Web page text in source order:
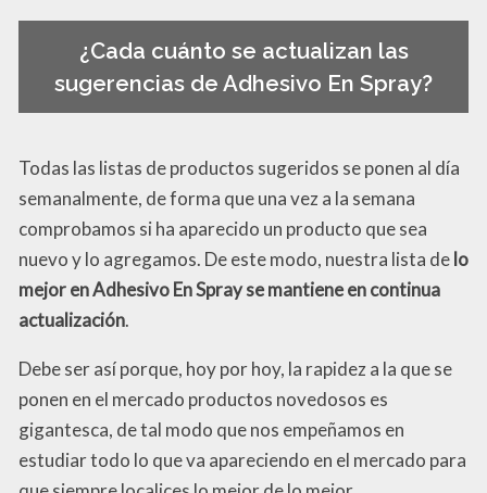
¿Cada cuánto se actualizan las
sugerencias de Adhesivo En Spray?
Todas las listas de productos sugeridos se ponen al día
semanalmente, de forma que una vez a la semana
comprobamos si ha aparecido un producto que sea
nuevo y lo agregamos. De este modo, nuestra lista delo
mejor en Adhesivo En Spray se mantiene en continua
actualización.
Debe ser así porque, hoy por hoy, la rapidez a la que se
ponen en el mercado productos novedosos es
gigantesca, de tal modo que nos empeñamos en
estudiar todo lo que va apareciendo en el mercado para